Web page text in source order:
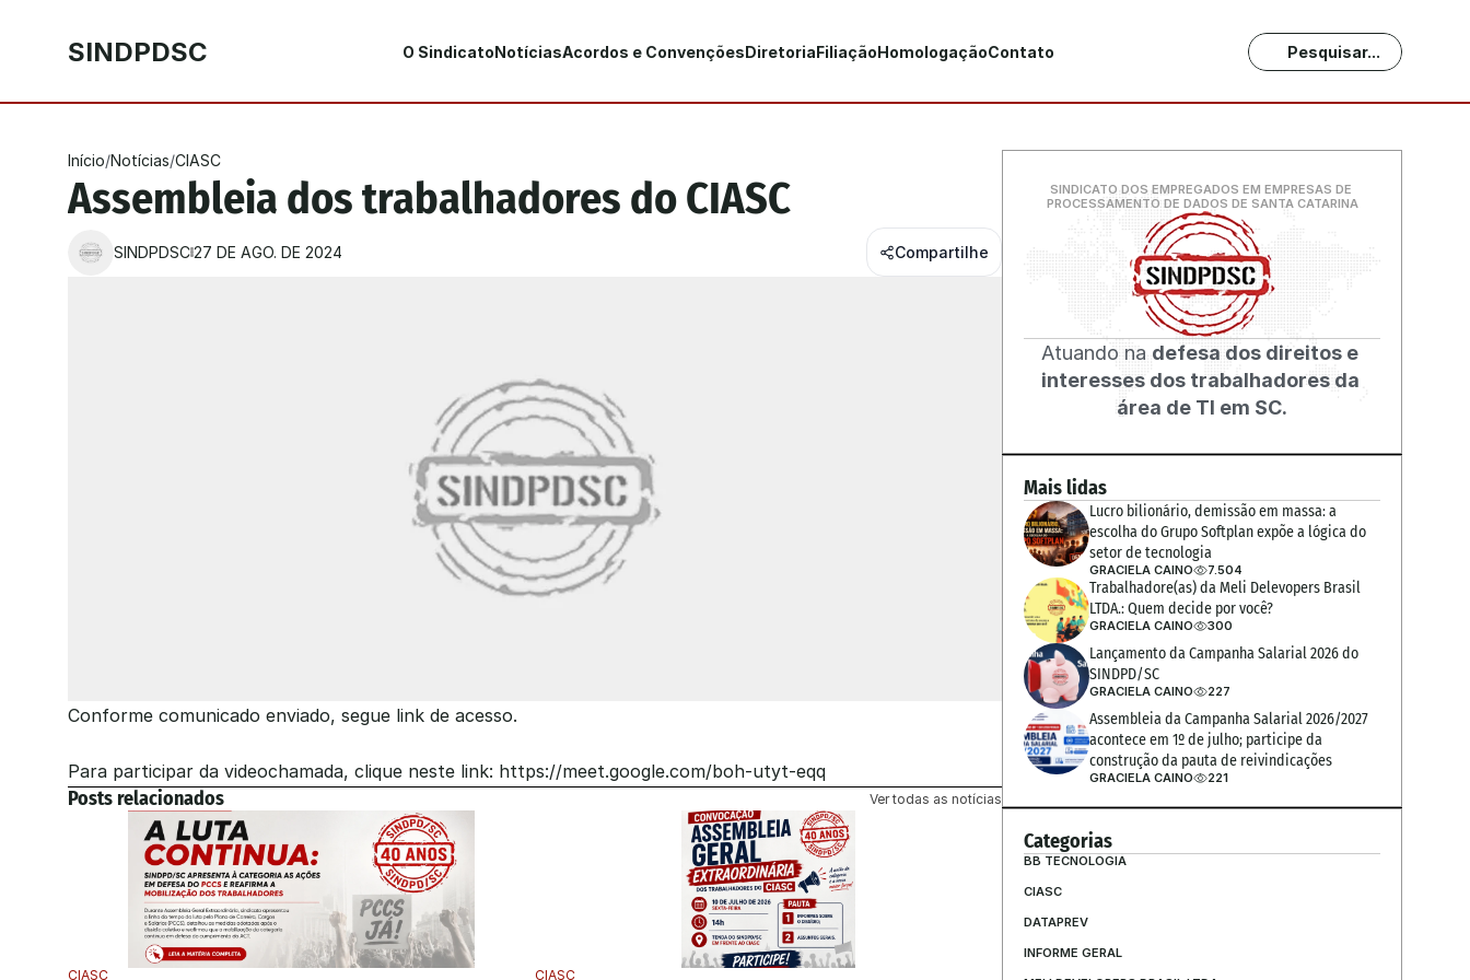
SINDPDSC O SindicatoNotíciasAcordos e ConvençõesDiretoriaFiliaçãoHomologaçãoContato Pesquisar...
Início/Notícias/CIASC
Assembleia dos trabalhadores do CIASC
SINDPDSC27 DE AGO. DE 2024 Compartilhe
Conforme comunicado enviado, segue link de acesso.
Para participar da videochamada, clique neste link: https://meet.google.com/boh-utyt-eqq
Posts relacionados Ver todas as notícias
CIASC CIASC
SINDICATO DOS EMPREGADOS EM EMPRESAS DE
PROCESSAMENTO DE DADOS DE SANTA CATARINA
Atuando na defesa dos direitos e
interesses dos trabalhadores da
área de TI em SC.
Mais lidas
Lucro bilionário, demissão em massa: a
escolha do Grupo Softplan expõe a lógica do
setor de tecnologia
GRACIELA CAINO 7.504
Trabalhadore(as) da Meli Delevopers Brasil
LTDA.: Quem decide por você?
GRACIELA CAINO 300
Lançamento da Campanha Salarial 2026 do
SINDPD/SC
GRACIELA CAINO 227
Assembleia da Campanha Salarial 2026/2027
acontece em 1º de julho; participe da
construção da pauta de reivindicações
GRACIELA CAINO 221
Categorias
BB TECNOLOGIA
CIASC
DATAPREV
INFORME GERAL